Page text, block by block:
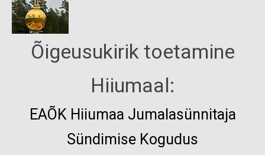
Õigeusukirik toetamine
Hiiumaal:
EAÕK Hiiumaa Jumalasünnitaja
Sündimise Kogudus